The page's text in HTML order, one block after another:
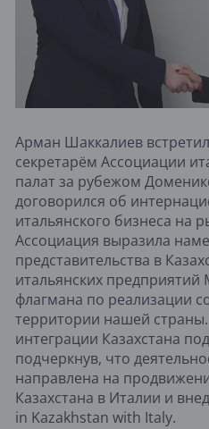
Арман Шаккалиев
секретарём Ассоциации
палат за рубежом
договорился об
итальянского бизнеса на
Ассоциация выразила
представительства в
итальянских
флагмана по реализации
территории нашей
интеграции Казахстана
подчеркнув, что
направлена на
Казахстана в Италии и
in Kazakhstan with Italy.